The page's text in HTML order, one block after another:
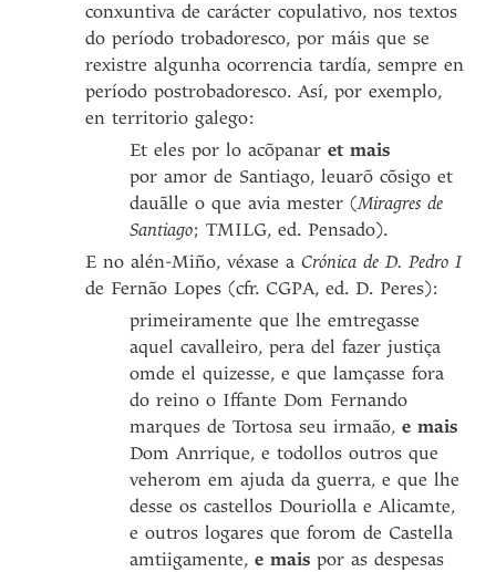
conxuntiva de carácter copulativo, nos textos
do período trobadoresco, por máis que se
rexistre algunha ocorrencia tardía, sempre en
período postrobadoresco. Así, por exemplo,
en territorio galego:
Et eles por lo acõpanaret mais
por amor de Santiago, leuarõ cõsigo et
dauãlle o que avia mester (Miragres de
Santiago; TMILG, ed. Pensado).
E no alén-Miño, véxase aCrónica de D. Pedro I
de Fernão Lopes (cfr. CGPA, ed. D. Peres):
primeiramente que lhe emtregasse
aquel cavalleiro, pera del fazer justiça
omde el quizesse, e que lamçasse fora
do reino o Iffante Dom Fernando
marques de Tortosa seu irmaão,e mais
Dom Anrrique, e todollos outros que
veherom em ajuda da guerra, e que lhe
desse os castellos Douriolla e Alicamte,
e outros logares que forom de Castella
amtiigamente,e mais por as despesas